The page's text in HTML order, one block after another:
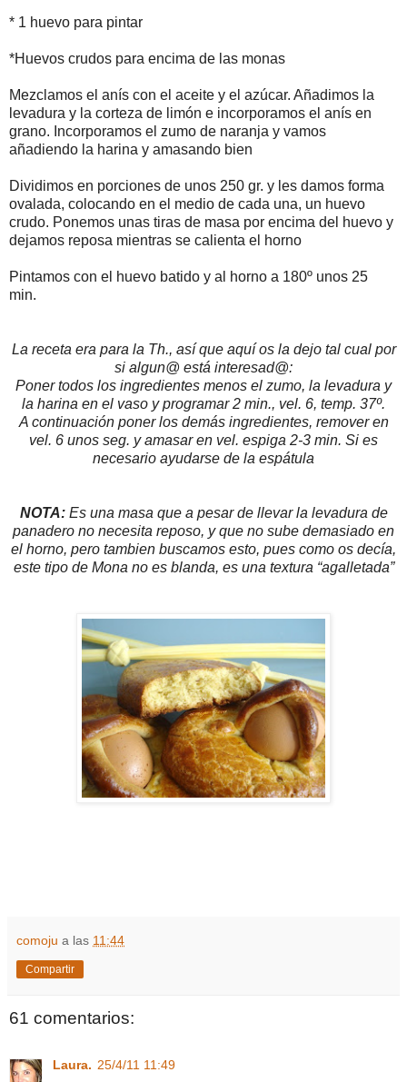
* 1 huevo para pintar
*Huevos crudos para encima de las monas
Mezclamos el anís con el aceite y el azúcar. Añadimos la
levadura y la corteza de limón e incorporamos el anís en
grano. Incorporamos el zumo de naranja y vamos
añadiendo la harina y amasando bien
Dividimos en porciones de unos 250 gr. y les damos forma
ovalada, colocando en el medio de cada una, un huevo
crudo. Ponemos unas tiras de masa por encima del huevo y
dejamos reposa mientras se calienta el horno
Pintamos con el huevo batido y al horno a 180º unos 25
min.
La receta era para la Th., así que aquí os la dejo tal cual por
si algun@ está interesad@:
Poner todos los ingredientes menos el zumo, la levadura y
la harina en el vaso y programar 2 min., vel. 6, temp. 37º.
A continuación poner los demás ingredientes, remover en
vel. 6 unos seg. y amasar en vel. espiga 2-3 min. Si es
necesario ayudarse de la espátula
NOTA:Es una masa que a pesar de llevar la levadura de
panadero no necesita reposo, y que no sube demasiado en
el horno, pero tambien buscamos esto, pues como os decía,
este tipo de Mona no es blanda, es una textura “agalletada”
comoju a las 11:44
Compartir
61 comentarios:
Laura. 25/4/11 11:49